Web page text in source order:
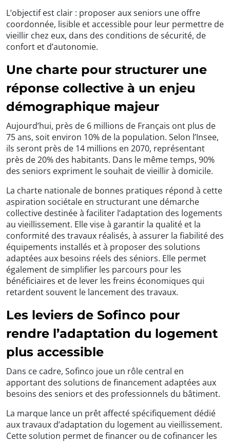
L’objectif est clair : proposer aux seniors une offre
coordonnée, lisible et accessible pour leur permettre de
vieillir chez eux, dans des conditions de sécurité, de
confort et d’autonomie.
Une charte pour structurer une
réponse collective à un enjeu
démographique majeur
Aujourd’hui, près de 6 millions de Français ont plus de
75 ans, soit environ 10% de la population. Selon l’Insee,
ils seront près de 14 millions en 2070, représentant
près de 20% des habitants. Dans le même temps, 90%
des seniors expriment le souhait de vieillir à domicile.
La charte nationale de bonnes pratiques répond à cette
aspiration sociétale en structurant une démarche
collective destinée à faciliter l’adaptation des logements
au vieillissement. Elle vise à garantir la qualité et la
conformité des travaux réalisés, à assurer la fiabilité des
équipements installés et à proposer des solutions
adaptées aux besoins réels des séniors. Elle permet
également de simplifier les parcours pour les
bénéficiaires et de lever les freins économiques qui
retardent souvent le lancement des travaux.
Les leviers de Sofinco pour
rendre l’adaptation du logement
plus accessible
Dans ce cadre, Sofinco joue un rôle central en
apportant des solutions de financement adaptées aux
besoins des seniors et des professionnels du bâtiment.
La marque lance un prêt affecté spécifiquement dédié
aux travaux d’adaptation du logement au vieillissement.
Cette solution permet de financer ou de cofinancer les